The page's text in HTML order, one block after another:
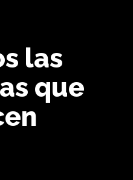
las
que